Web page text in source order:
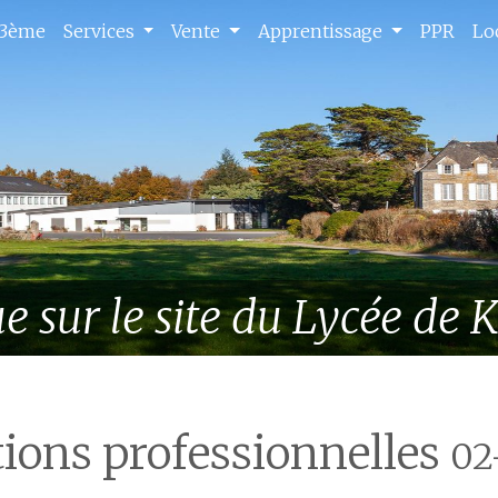
Services Vente Apprentissage PPR
sur le site du Lycée de
- Bac pro SAPAT
professionnelles